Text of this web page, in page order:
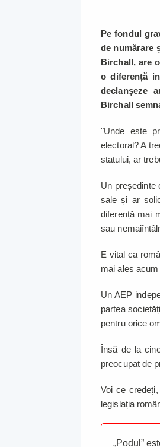
Pe fondul
de numărare
Birchall, are
o diferență
declanșeze
Birchall
"Unde este
electoral? A
statului, ar
Un președinte
sale și ar
diferență mai
sau
E vital ca
mai ales
Un AEP
partea
pentru orice
Însă de la
preocupat de
Voi ce
legislația
„Podul”